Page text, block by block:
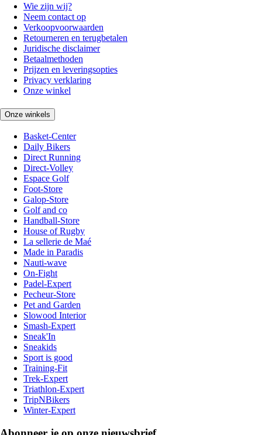
Wie zijn wij?
Neem contact op
Verkoopvoorwaarden
Retourneren en terugbetalen
Juridische disclaimer
Betaalmethoden
Prijzen en leveringsopties
Privacy verklaring
Onze winkel
Onze winkels
Basket-Center
Daily Bikers
Direct Running
Direct-Volley
Espace Golf
Foot-Store
Galop-Store
Golf and co
Handball-Store
House of Rugby
La sellerie de Maé
Made in Paradis
Nauti-wave
On-Fight
Padel-Expert
Pecheur-Store
Pet and Garden
Slowood Interior
Smash-Expert
Sneak'In
Sneakids
Sport is good
Training-Fit
Trek-Expert
Triathlon-Expert
TripNBikers
Winter-Expert